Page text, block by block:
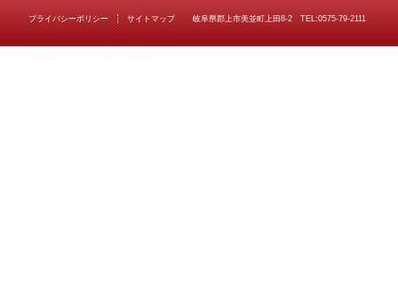
プライバシーポリシー サイトマップ 岐阜県郡上市美並町上田8-2 TEL:0575-79-2111